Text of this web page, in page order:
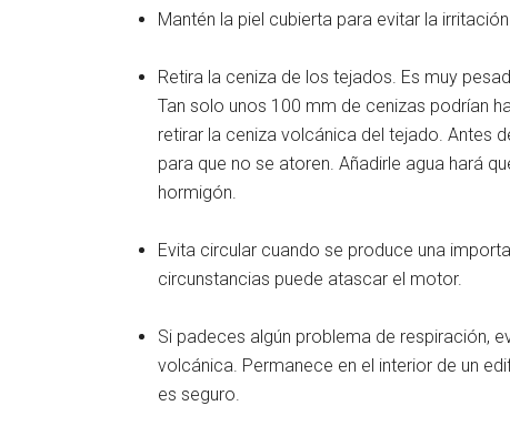
Mantén la piel cubierta para evitar la
Retira la ceniza de los tejados. Es muy
Tan solo unos 100 mm de cenizas podrían
retirar la ceniza volcánica del tejado. Antes
para que no se atoren. Añadirle agua hará
hormigón.
Evita circular cuando se produce una
circunstancias puede atascar el motor.
Si padeces algún problema de respiración,
volcánica. Permanece en el interior de un
es seguro.